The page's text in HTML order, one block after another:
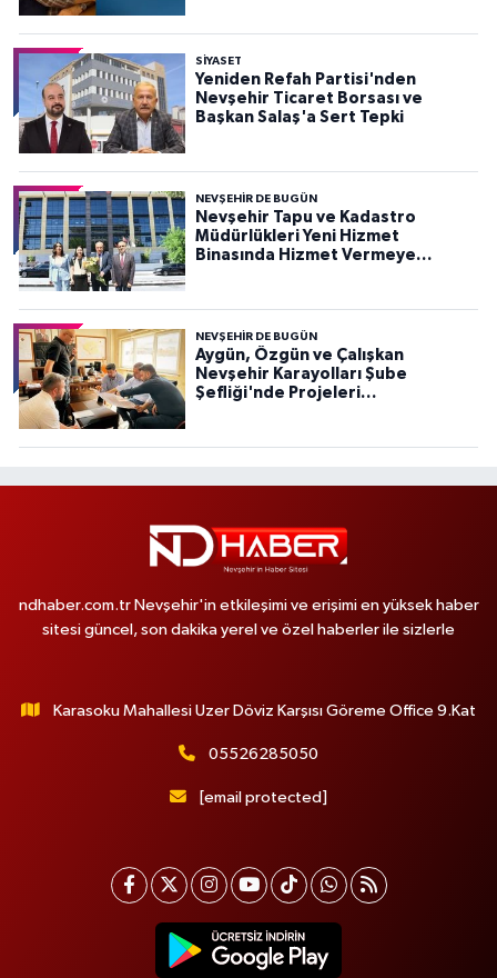
SIYASET
Yeniden Refah Partisi'nden
Nevşehir Ticaret Borsası ve
Başkan Salaş'a Sert Tepki
NEVŞEHIR DE BUGÜN
Nevşehir Tapu ve Kadastro
Müdürlükleri Yeni Hizmet
Binasında Hizmet Vermeye
NEVŞEHIR DE BUGÜN
Aygün, Özgün ve Çalışkan
Nevşehir Karayolları Şube
Şefliği'nde Projeleri
ndhaber.com.tr Nevşehir'in etkileşimi ve erişimi en yüksek haber
sitesi güncel, son dakika yerel ve özel haberler ile sizlerle
Karasoku Mahallesi Uzer Döviz Karşısı Göreme Office 9.Kat
05526285050
[email protected]